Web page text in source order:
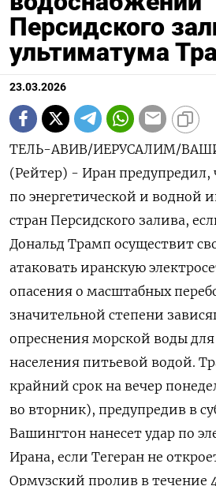
Персидского
ультиматума
23.03.2026
ТЕЛЬ-АВИВ/ИЕРУСАЛИМ/
(Рейтер) - Иран предупредил,
по энергетической и водной
стран Персидского залива,
Дональд Трамп осуществит
‌атаковать иранскую
опасения о масштабных
значительной степени
опреснения морской воды
населения питьевой водой.
крайний срок на вечер
во вторник), предупредив в
Вашингтон нанесет удар по
‌Ирана, если Тегеран не
Ормузский пролив в течение